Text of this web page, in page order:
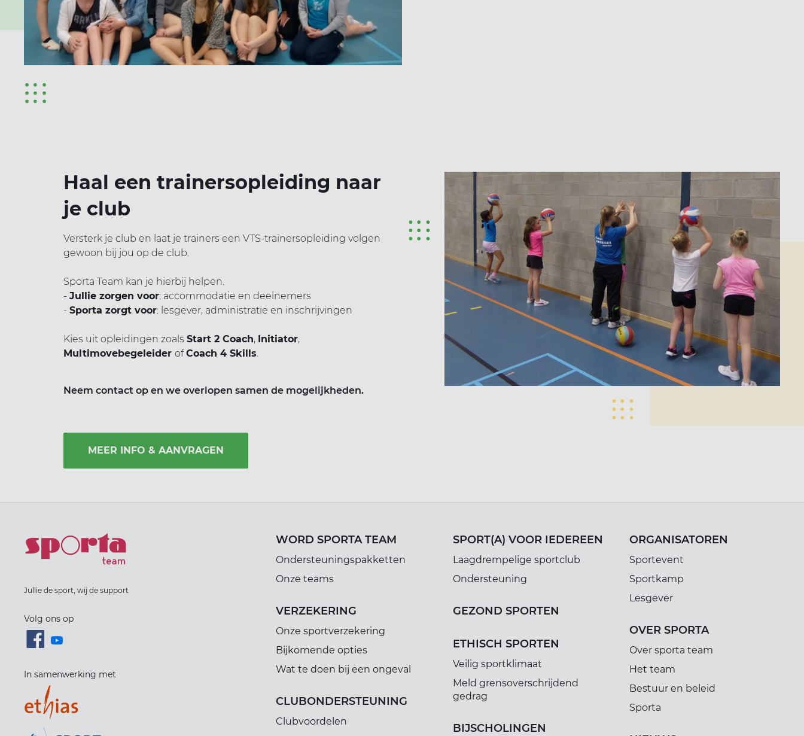
Haal een trainersopleiding naar
je club
Versterk je club en laat je trainers een VTS-trainersopleiding volgen
gewoon bij jou op de club.
Sporta Team kan je hierbij helpen.
-Jullie zorgen voor: accommodatie en deelnemers
-Sporta zorgt voor: lesgever, administratie en inschrijvingen
Kies uit opleidingen zoalsStart 2 Coach, Initiator,
MultimovebegeleiderofCoach 4 Skills.
Neem contact op en we overlopen samen de mogelijkheden.
MEER INFO & AANVRAGEN
Jullie de sport, wij de support
Volg ons op
In samenwerking met
WORD SPORTA TEAM
Ondersteuningspakketten
Onze teams
VERZEKERING
Onze sportverzekering
Bijkomende opties
Wat te doen bij een ongeval
CLUBONDERSTEUNING
Clubvoordelen
SPORT(A) VOOR IEDEREEN
Laagdrempelige sportclub
Ondersteuning
GEZOND SPORTEN
ETHISCH SPORTEN
Veilig sportklimaat
Meld grensoverschrijdend
gedrag
BIJSCHOLINGEN
ORGANISATOREN
Sportevent
Sportkamp
Lesgever
OVER SPORTA
Over sporta team
Het team
Bestuur en beleid
Sporta